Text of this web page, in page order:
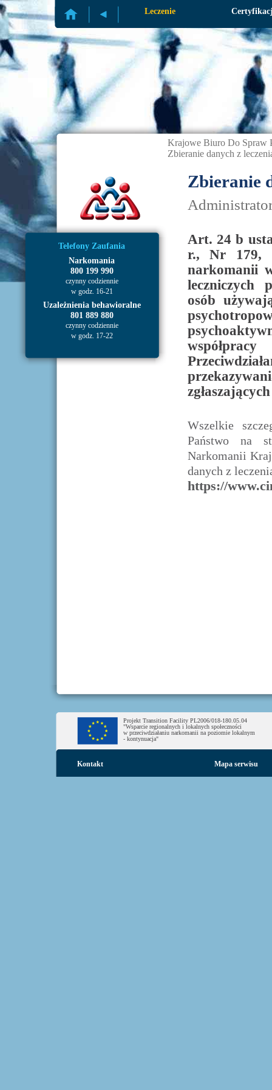
Profilaktyka Leczenie
Telefony Zaufania
Narkomania
800 199 990
czynny codziennie
w godz. 16-21
Uzależnienia behawioralne
801 889 880
czynny codziennie
w godz. 17-22
Krajowe Biuro Do Spraw
Zbieranie danych z
Zbieranie
Art. 24 b
r., Nr 179,
narkomanii
leczniczych
osób
Wszelkie
Państwo na
Narkomanii
danych z
https://
Projekt Transition Facility PL2006/018-180.05.04
"Wsparcie regionalnych i lokalnych społeczności
w przeciwdziałaniu narkomanii na poziomie lokalnym
- kontynuacja"
Kontakt Mapa serwisu